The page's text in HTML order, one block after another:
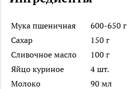
Мука пшеничная
600-650 г
Сахар
150 г
Сливочное масло
100 г
Яйцо куриное
4 шт.
Молоко
90 мл